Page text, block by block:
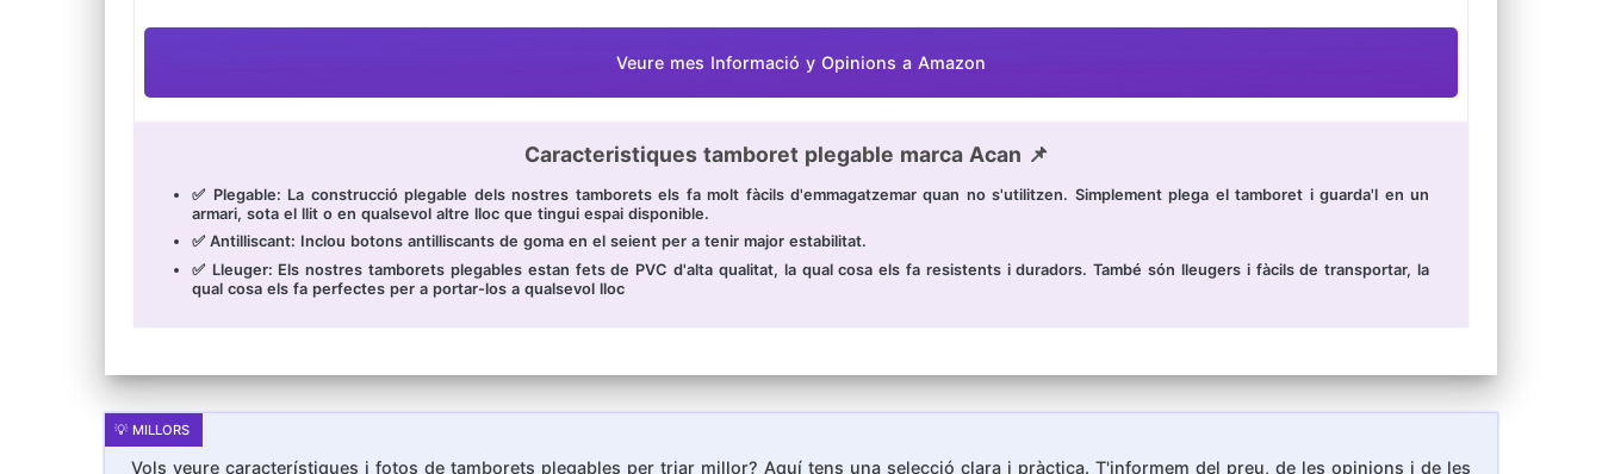
Veure mes Informació y Opinions a Amazon
Caracteristiques tamboret plegable marca Acan 📌
✅ Plegable: La construcció plegable dels nostres tamborets els fa molt fàcils d'emmagatzemar quan no s'utilitzen. Simplement plega el tamboret i guarda'l en un
armari, sota el llit o en qualsevol altre lloc que tingui espai disponible.
✅ Antilliscant: Inclou botons antilliscants de goma en el seient per a tenir major estabilitat.
✅ Lleuger: Els nostres tamborets plegables estan fets de PVC d'alta qualitat, la qual cosa els fa resistents i duradors. També són lleugers i fàcils de transportar, la
qual cosa els fa perfectes per a portar-los a qualsevol lloc
Vols veure característiques i fotos de tamborets plegables per triar millor? Aquí tens una selecció clara i pràctica. T'informem del preu, de les opinions i de les